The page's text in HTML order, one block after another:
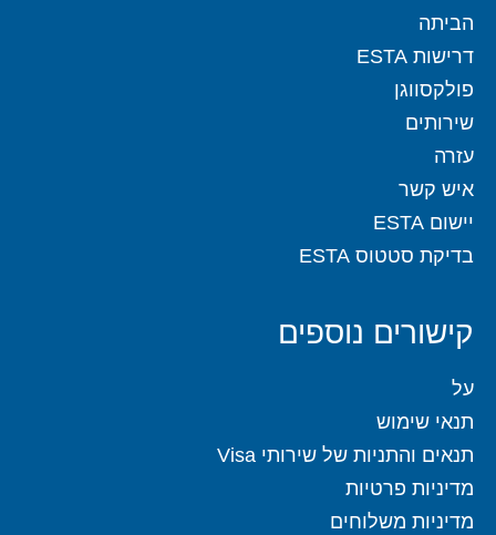
הביתה
דרישות ESTA
פולקסווגן
שירותים
עזרה
איש קשר
יישום ESTA
בדיקת סטטוס ESTA
קישורים נוספים
על
תנאי שימוש
תנאים והתניות של שירותי Visa
מדיניות פרטיות
מדיניות משלוחים